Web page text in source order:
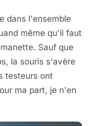
dans l'ensemble
même qu'il faut
Sauf que
la souris s'avère
testeurs ont
ma part, je n'en